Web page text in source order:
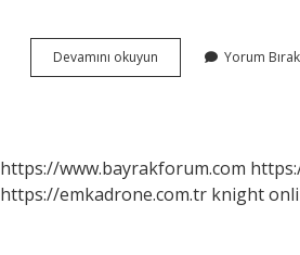
Devamını okuyun
Burcu
Anlaşır
Yorum Bırak
https://www.bayrakforum.com
https://emkadrone.com.tr knight